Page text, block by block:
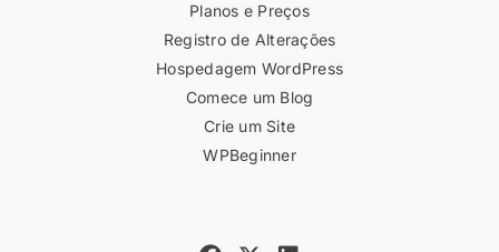
Planos e Preços
Registro de Alterações
Hospedagem WordPress
Comece um Blog
Crie um Site
WPBeginner